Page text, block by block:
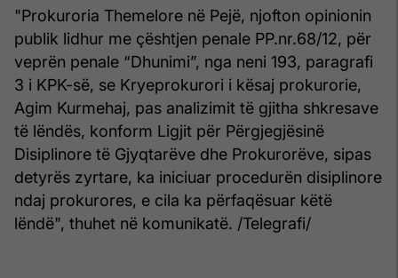
"Prokuroria Themelore në Pejë, njofton opinionin
publik lidhur me çështjen penale PP.nr.68/12, për
veprën penale “Dhunimi”, nga neni 193, paragrafi
3 i KPK-së, se Kryeprokurori i kësaj prokurorie,
Agim Kurmehaj, pas analizimit të gjitha shkresave
të lëndës, konform Ligjit për Përgjegjësinë
Disiplinore të Gjyqtarëve dhe Prokurorëve, sipas
detyrës zyrtare, ka iniciuar procedurën disiplinore
ndaj prokurores, e cila ka përfaqësuar këtë
lëndë", thuhet në komunikatë. /Telegrafi/